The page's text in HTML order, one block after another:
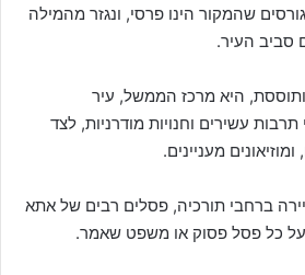
שהמקור הינו פרסי, ונגזר מהמילה
סביב העיר.
היא מרכז הממשל, עיר
עשירים וחנויות מודרניות, לצד
מעניינים.
ברחבי תורכיה, פסלים רבים של אתא
כל פסל פסוק או משפט שאמר.